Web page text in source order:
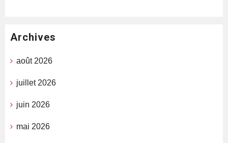
Archives
août 2026
juillet 2026
juin 2026
mai 2026